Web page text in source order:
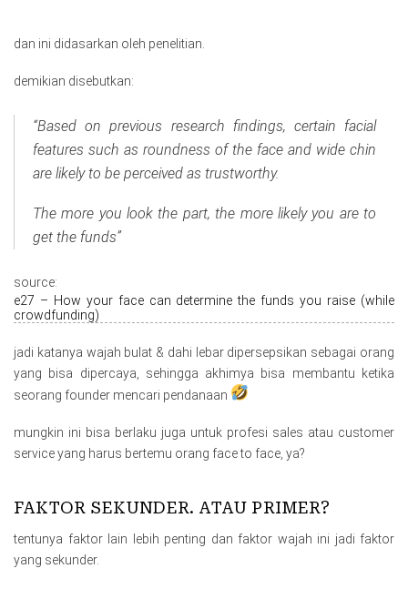
dan ini didasarkan oleh penelitian.
demikian disebutkan:
“Based on previous research findings, certain facial
features such as roundness of the face and wide chin
are likely to be perceived as trustworthy.
The more you look the part, the more likely you are to
get the funds”
source:
e27 – How your face can determine the funds you raise (while
crowdfunding)
jadi katanya wajah bulat & dahi lebar dipersepsikan sebagai orang
yang bisa dipercaya, sehingga akhimya bisa membantu ketika
seorang founder mencari pendanaan
mungkin ini bisa berlaku juga untuk profesi sales atau customer
service yang harus bertemu orang face to face, ya?
FAKTOR SEKUNDER. ATAU PRIMER?
tentunya faktor lain lebih penting dan faktor wajah ini jadi faktor
yang sekunder.